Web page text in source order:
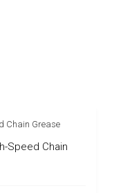
Speed Chain